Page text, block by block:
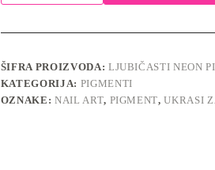
No.7
ŠIFRA PROIZVODA: LJUBIČASTI NEON
KATEGORIJA: PIGMENTI
OZNAKE: NAIL ART, PIGMENT,UKRASI